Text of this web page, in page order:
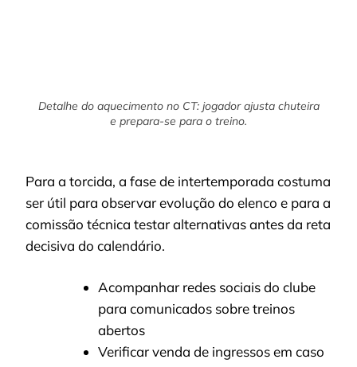
Detalhe do aquecimento no CT: jogador ajusta chuteira
e prepara-se para o treino.
Para a torcida, a fase de intertemporada costuma
ser útil para observar evolução do elenco e para a
comissão técnica testar alternativas antes da reta
decisiva do calendário.
Acompanhar redes sociais do clube
para comunicados sobre treinos
abertos
Verificar venda de ingressos em caso